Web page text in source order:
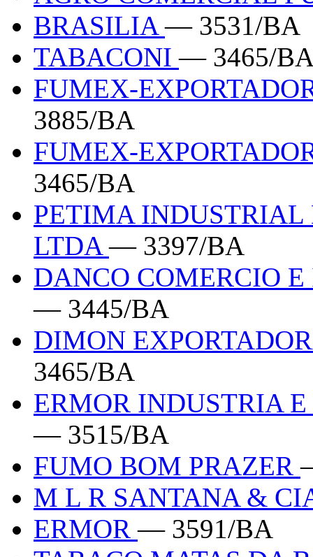
BRASILIA— 3531/BA
TABACONI— 3465/
FUMEX-
3885/BA
FUMEX-
3465/BA
PETIMA INDUSTRIAL
LTDA— 3397/BA
DANCO COMERCIO
— 3445/BA
DIMON
3465/BA
ERMOR INDUSTRIA
— 3515/BA
FUMO BOM PRAZER
M L R SANTANA &
ERMOR— 3591/BA